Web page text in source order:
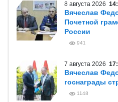
8 августа 2026
Вячеслав
Почетной
России
941
7 августа 2026
Вячеслав
госнаграды
1148